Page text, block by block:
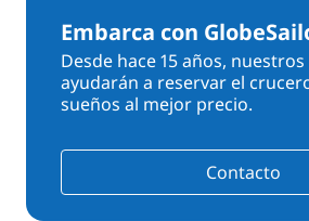
Embarca con
Desde hace 15 años,
ayudarán a reservar el
sueños al mejor precio.
Contacto